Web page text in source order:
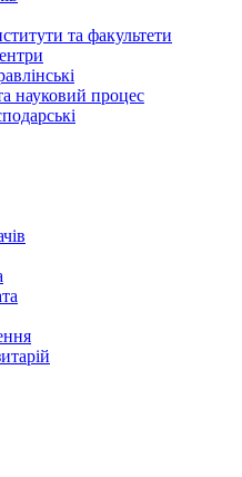
та факультети
науковий процес